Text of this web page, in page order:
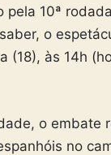
pela 10ª
o
(18), às 14h
o embate
no